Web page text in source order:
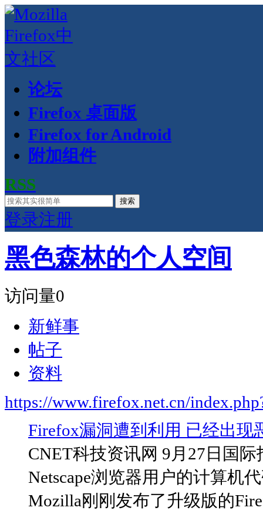
论坛
Firefox 桌面版
Firefox for Android
附加组件
RSS
搜索
登录注册
黑色森林的个人空间
访问量0
新鲜事
帖子
资料
https://www.firefox.net.cn/
Firefox漏洞遭到利用 已经出现
CNET科技资讯网 9月27日国
Netscape浏览器用户的计算机
Mozilla刚刚发布了升级版的